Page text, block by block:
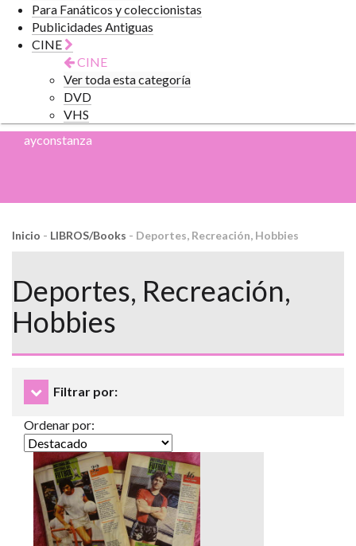
Para Fanáticos y coleccionistas
Publicidades Antiguas
CINE
CINE
Ver toda esta categoría
DVD
VHS
ayconstanza
Inicio - LIBROS/Books - Deportes, Recreación, Hobbies
Deportes, Recreación,
Hobbies
Filtrar por:
Ordenar por: